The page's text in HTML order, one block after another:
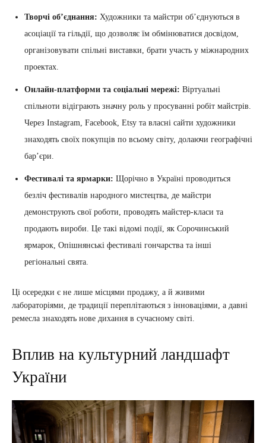
Творчі об’єднання: Художники та майстри об’єднуються в
асоціації та гільдії, що дозволяє їм обмінюватися досвідом,
організовувати спільні виставки, брати участь у міжнародних
проектах.
Онлайн-платформи та соціальні мережі: Віртуальні
спільноти відіграють значну роль у просуванні робіт майстрів.
Через Instagram, Facebook, Etsy та власні сайти художники
знаходять своїх покупців по всьому світу, долаючи географічні
бар’єри.
Фестивалі та ярмарки: Щорічно в Україні проводиться
безліч фестивалів народного мистецтва, де майстри
демонструють свої роботи, проводять майстер-класи та
продають вироби. Це такі відомі події, як Сорочинський
ярмарок, Опішнянські фестивалі гончарства та інші
регіональні свята.
Ці осередки є не лише місцями продажу, а й живими
лабораторіями, де традиції переплітаються з інноваціями, а давні
ремесла знаходять нове дихання в сучасному світі.
Вплив на культурний ландшафт
України